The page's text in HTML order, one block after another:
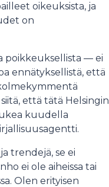
oikeuksista, ja
on
poikkeuksellista — ei
ennätyksellistä, että
että tätä Helsingin
kuudella
trendejä, se ei
ei ole aiheissa tai
Olen erityisen